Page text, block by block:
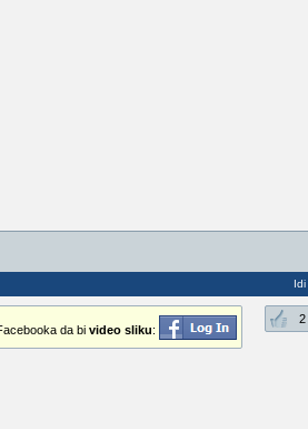
Idi
2
da bi video sliku: